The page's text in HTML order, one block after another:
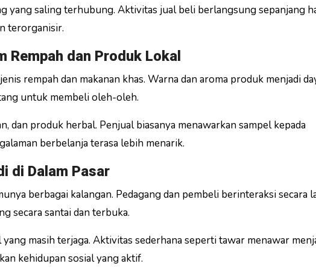
saling terhubung. Aktivitas jual beli berlangsung sepanjang
terorganisir.
Rempah dan Produk Lokal
rempah dan makanan khas. Warna dan aroma produk menjadi
untuk membeli oleh-oleh.
dan produk herbal. Penjual biasanya menawarkan sampel kepada
berbelanja terasa lebih menarik.
di Dalam Pasar
berbagai kalangan. Pedagang dan pembeli berinteraksi secara
secara santai dan terbuka.
masih terjaga. Aktivitas sederhana seperti tawar menawar
kehidupan sosial yang aktif.